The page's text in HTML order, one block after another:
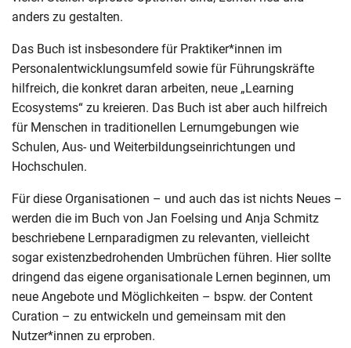
anders zu gestalten.
Das Buch ist insbesondere für Praktiker*innen im
Personalentwicklungsumfeld sowie für Führungskräfte
hilfreich, die konkret daran arbeiten, neue „Learning
Ecosystems“ zu kreieren. Das Buch ist aber auch hilfreich
für Menschen in traditionellen Lernumgebungen wie
Schulen, Aus- und Weiterbildungseinrichtungen und
Hochschulen.
Für diese Organisationen – und auch das ist nichts Neues –
werden die im Buch von Jan Foelsing und Anja Schmitz
beschriebene Lernparadigmen zu relevanten, vielleicht
sogar existenzbedrohenden Umbrüchen führen. Hier sollte
dringend das eigene organisationale Lernen beginnen, um
neue Angebote und Möglichkeiten – bspw. der Content
Curation – zu entwickeln und gemeinsam mit den
Nutzer*innen zu erproben.